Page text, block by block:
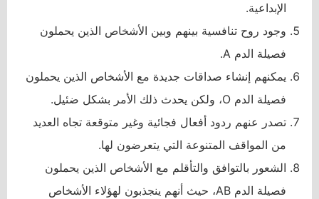
الإبداعية.
وجود روح تنافسية بينهم وبين الأشخاص الذين يحملون
فصيلة الدم A.
يمكنهم إنشاء صداقات جديدة مع الأشخاص الذين يحملون
فصيلة الدم O، ولكن يحدث ذلك الأمر بشكل ضئيل.
تصدر عنهم ردود أفعال فجائية وغير متوقعة تجاه العديد
من المواقف المتنوعة التي يتعرضون لها.
الشعور بالتوافق والتأقلم مع الأشخاص الذين يحملون
فصيلة الدم AB، حيث أنهم ينجذبون لهؤلاء الأشخاص